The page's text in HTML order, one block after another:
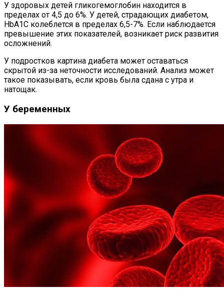
У здоровых детей гликогемоглобин находится в
пределах от 4,5 до 6%. У детей, страдающих диабетом,
HbA1C колеблется в пределах 6,5-7%. Если наблюдается
превышение этих показателей, возникает риск развития
осложнений.
У подростков картина диабета может оставаться
скрытой из-за неточности исследований. Анализ может
такое показывать, если кровь была сдана с утра и
натощак.
У беременных